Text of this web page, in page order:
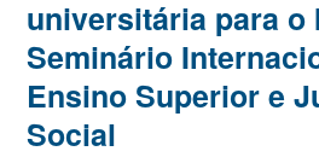
universitária para o
Seminário
Ensino Superior e
Social